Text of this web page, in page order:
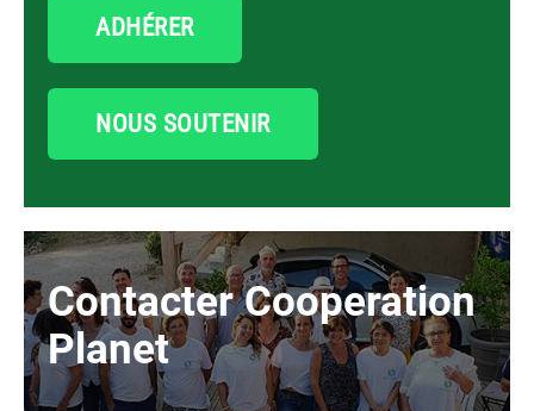
ADHÉRER
NOUS SOUTENIR
Contacter Cooperation
Planet